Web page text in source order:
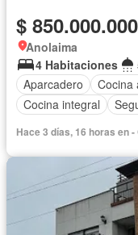
$ 850.000.000
Anolaima
4 Habitaciones
Aparcadero
Cocina
Cocina integral
Hace 3 días, 16 horas en